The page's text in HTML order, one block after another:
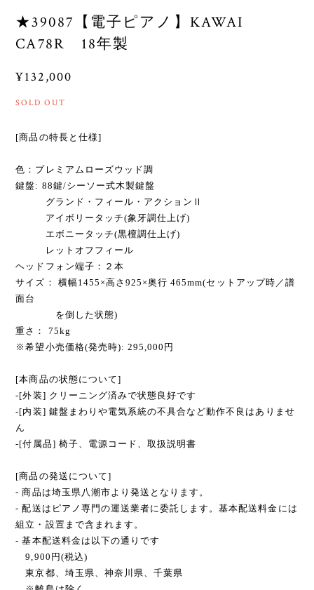
★39087【電子ピアノ】KAWAI
CA78R 18年製
¥132,000
SOLD OUT
[商品の特長と仕様]
色：プレミアムローズウッド調
鍵盤: 88鍵/シーソー式木製鍵盤
グランド・フィール・アクションⅡ
アイボリータッチ(象牙調仕上げ)
エボニータッチ(黒檀調仕上げ)
レットオフフィール
ヘッドフォン端子：２本
サイズ： 横幅1455×高さ925×奥行 465mm(セットアップ時／譜
面台
を倒した状態)
重さ： 75kg
※希望小売価格(発売時): 295,000円
[本商品の状態について]
-[外装] クリーニング済みで状態良好です
-[内装] 鍵盤まわりや電気系統の不具合など動作不良はありませ
ん
-[付属品] 椅子、電源コード、取扱説明書
[商品の発送について]
- 商品は埼玉県八潮市より発送となります。
- 配送はピアノ専門の運送業者に委託します。基本配送料金には
組立・設置まで含まれます。
- 基本配送料金は以下の通りです
9,900円(税込)
東京都、埼玉県、神奈川県、千葉県